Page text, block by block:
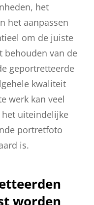
het
het aanpassen
om de juiste
behouden van de
geportretteerde
kwaliteit
werk kan veel
uiteindelijke
portretfoto
is.
worden